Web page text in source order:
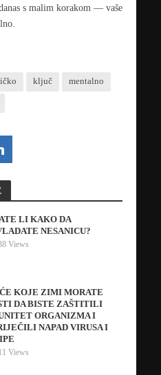
s malim korakom — vaše
ključ mentalno
LI KAKO DA
NESANICU?
Views
KOJE ZIMI MORATE
DA BISTE ZAŠTITILI
ORGANIZMA I
NAPAD VIRUSA I
Views